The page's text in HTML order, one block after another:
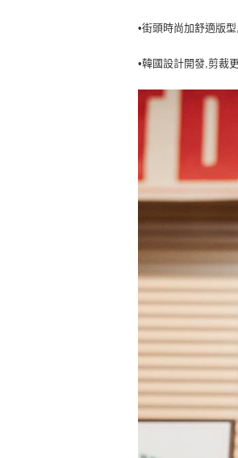
•街頭時尚加舒適版
•韓國設計開發,剪裁